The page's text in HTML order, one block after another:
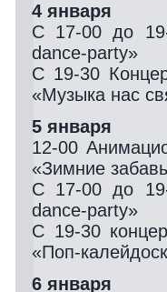
4 января
С 17-00 до
dance-party»
С 19-30
«Музыка нас
5 января
12-00
«Зимние
С 17-00 до
dance-party»
С 19-30
«Поп-
6 января